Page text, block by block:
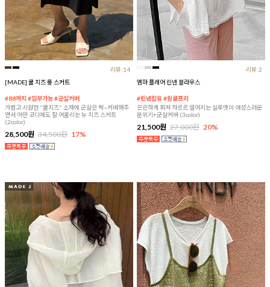
리뷰:14
[MADE] 쿨 치즈 롱 스커트
#88까지 #임부가능 #군살커버
가볍고 시원한 "쿨치즈" 소재에 군살은 싹~커버해주
면서 어떤 코디에도 잘 어울리는 뉴 치즈 스커트
(2color)
28,500원 34,500원 17%
리뷰:2
엠마 플레어 린넨 블라우스
#린넨함유 #링클프리
은은하게 퍼져 차르르 떨어지는 실루엣이 여성스러운
분위기+군살커버 (3color)
21,500원 27,000원 20%